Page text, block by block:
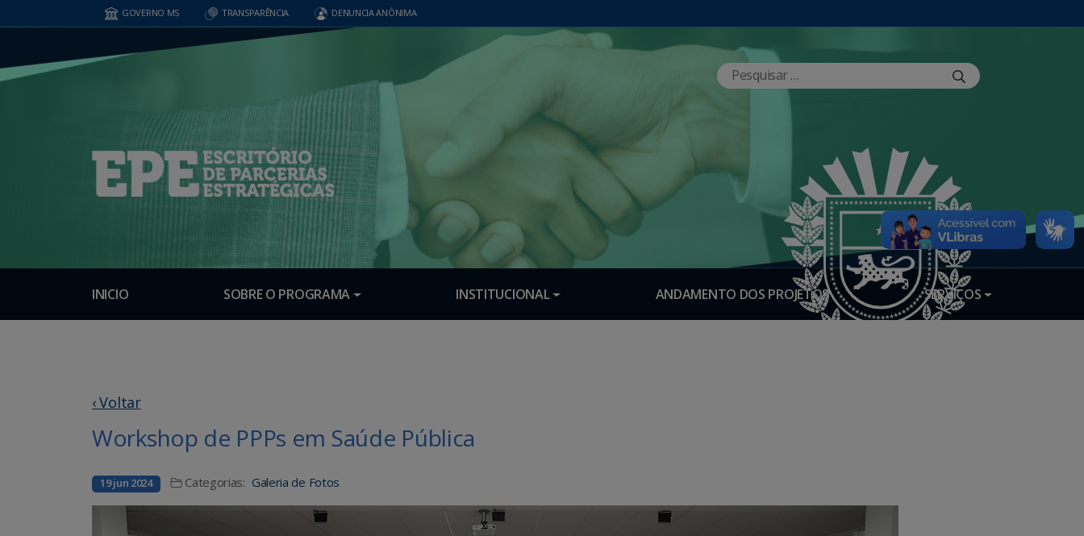
GOVERNO MS TRANSPARÊNCIA DENUNCIA ANÔNIMA
INICIO SOBRE O PROGRAMA INSTITUCIONAL ANDAMENTO DOS PROJETOS SERVIÇOS
‹ Voltar
Workshop de PPPs em Saúde Pública
19 jun 2024 Categorias: Galeria de Fotos